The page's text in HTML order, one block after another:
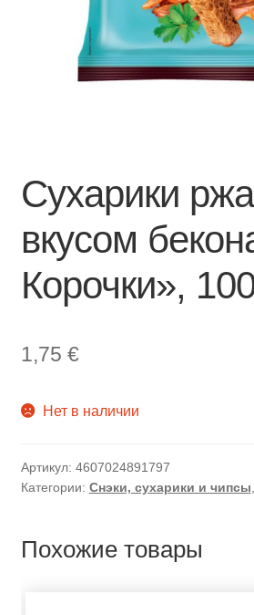
Сухарики
вкусом
Корочки»,
1,75 €
Нет в наличии
Артикул: 4607024891797
Категории: Снэки, сухарики и чипсы
Похожие товары